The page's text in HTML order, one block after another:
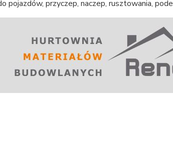
pojazdów, przyczep, naczep, rusztowania,